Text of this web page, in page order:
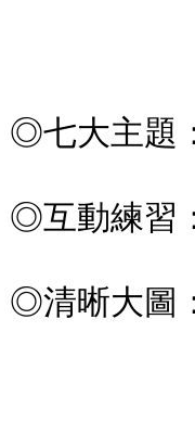
大主題：
動練習：
晰大圖：